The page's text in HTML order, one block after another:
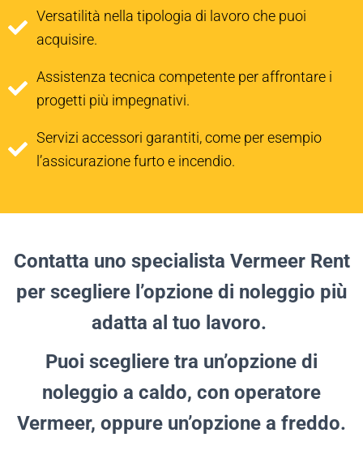
Versatilità nella tipologia di lavoro che puoi
acquisire.
Assistenza tecnica competente per affrontare i
progetti più impegnativi.
Servizi accessori garantiti, come per esempio
l’assicurazione furto e incendio.
Contatta uno specialista Vermeer Rent
per scegliere l’opzione di noleggio più
adatta al tuo lavoro.
Puoi scegliere tra un’opzione di
noleggio a caldo, con operatore
Vermeer, oppure un’opzione a freddo.